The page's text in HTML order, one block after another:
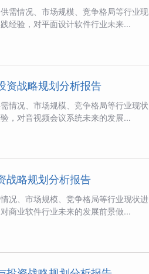
需情况、市场规模、竞争格局等行业现
经验，对平面设计软件行业未来...
资战略规划分析报告
情况、市场规模、竞争格局等行业现状
，对音视频会议系统未来的发展...
战略规划分析报告
况、市场规模、竞争格局等行业现状进
商业软件行业未来的发展前景做...